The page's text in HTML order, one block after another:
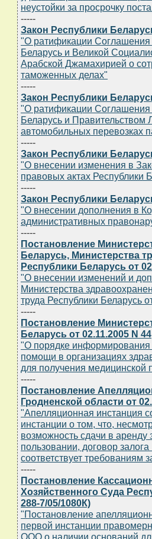
неустойки за просрочку
-----
Закон Республики
"О ратификации Соглашения
Беларусь и Великой
Арабской Джамахирией о
таможенных делах"
-----
Закон Республики
"О ратификации Соглашения
Беларусь и Правительством
автомобильных перевозках
-----
Закон Республики
"О внесении изменения в
правовых актах Республики
-----
Закон Республики
"О внесении дополнения в
административных
-----
Постановление
Беларусь, Министерства
Республики Беларусь от
"О внесении изменений и
Министерства
труда Республики Беларусь
-----
Постановление
Беларусь от 02.11.2005 N 44
"О порядке информирования
помощи в организациях
для получения медицинской
-----
Постановление
Гродненской области от
"Апелляционная инстанция
инстанции о том, что,
возможность сдачи в
пользовании, договор
соответствует требованиям
-----
Постановление
Хозяйственного Суда
288-7/05/1080К)
"Постановление
первой инстанции
ООО о наличии оснований